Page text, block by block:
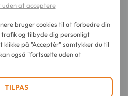
Shaghaf Oud Tonka Eau de
at acceptere
bruger cookies til at forbedre din
trafik og tilbyde dig personligt
klikke på "Acceptér" samtykker du til
også "fortsætte uden at
TILPAS